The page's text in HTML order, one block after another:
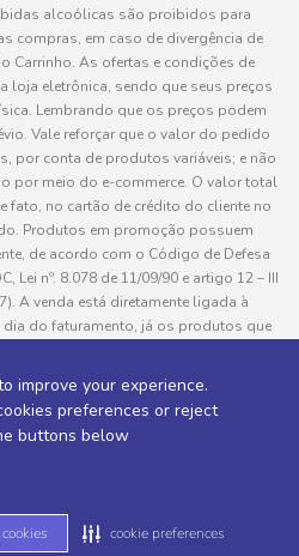
improve your experience.
preferences or reject
buttons below
cookie preferences
alcoólicas são proibidos para
compras, em caso de divergência de
Carrinho. As ofertas e condições de
loja eletrônica, sendo que seus preços
Lembrando que os preços podem
Vale reforçar que o valor do pedido
por conta de produtos variáveis; e não
por meio do e-commerce. O valor total
fato, no cartão de crédito do cliente no
Produtos em promoção possuem
de acordo com o Código de Defesa
Lei nº. 8.078 de 11/09/90 e artigo 12 – III
A venda está diretamente ligada à
do faturamento, já os produtos que
entregue e o valor do item não será
no site são ilustrativas, podendo haver
e todos os pedidos estão sujeitos à
“Política de Entregas”